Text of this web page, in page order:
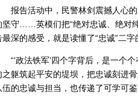
报告活动中，民警林剑震撼人心
坚守……英模们把“绝对忠诚、绝对
最深的感受，就是读懂了“忠诚”二字
“‘政法铁军’四个字背后，是一个
之躯筑起平安的堤坝，把忠诚刻进
伍的忠诚与担当，也传递了可学可